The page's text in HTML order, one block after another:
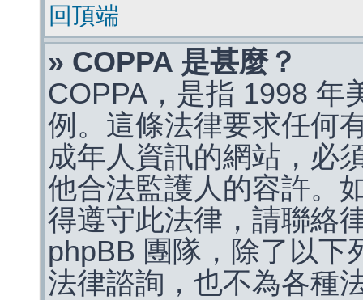
回頂端
» COPPA 是甚麼？
COPPA，是指 1998 年
例。這條法律要求任何
成年人資訊的網站，必
他合法監護人的容許。
得遵守此法律，請聯絡
phpBB 團隊，除了以下
法律諮詢，也不為各種